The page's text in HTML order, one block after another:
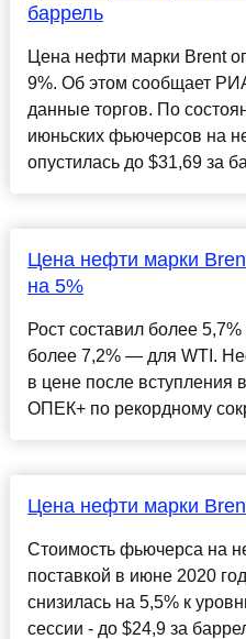
баррель
Цена нефти марки Brent
9%. Об этом сообщает
данные торгов. По
июньских фьючерсов на
опустилась до $31,69 за
Цена нефти марки
на 5%
Рост составил более
более 7,2% — для WTI.
в цене после вступления
ОПЕК+ по рекордному
Цена нефти марки
Стоимость фьючерса на
поставкой в июне 2020
снизилась на 5,5% к
сессии - до $24,9 за